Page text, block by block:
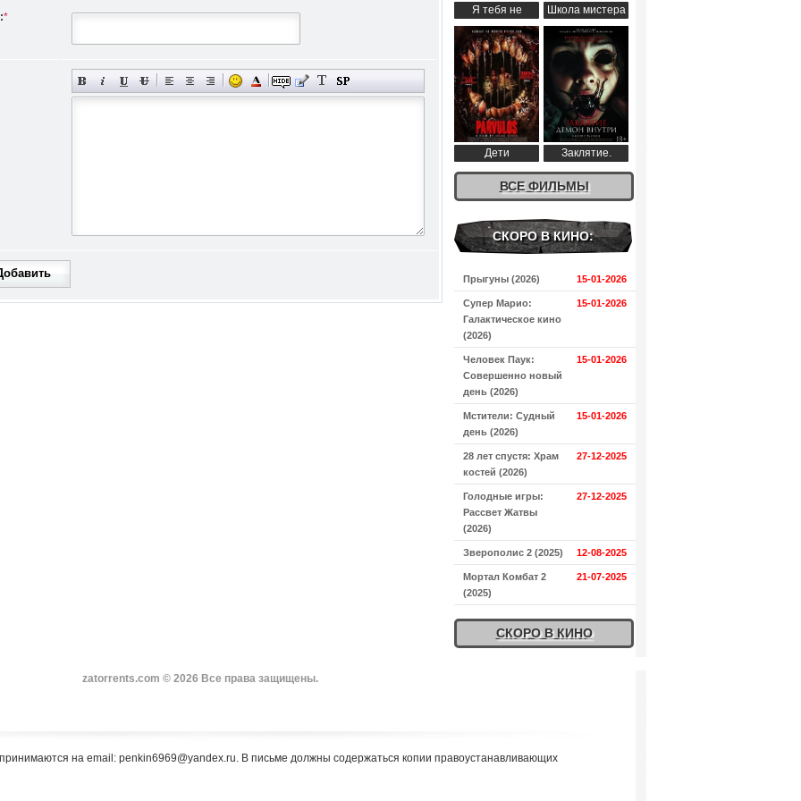
*
Я тебя не
понимаю (2024)
Школа мистера
Пингвина (2024)
Дети
апокалипсиса
(2024)
Заклятие.
Демон внутри
(2024)
ВСЕ ФИЛЬМЫ
СКОРО В КИНО:
Прыгуны (2026) 15-01-2026
Супер Марио:
Галактическое кино
(2026)
15-01-2026
Человек Паук:
Совершенно новый
день (2026)
15-01-2026
Мстители: Судный
день (2026)
15-01-2026
28 лет спустя: Храм
костей (2026)
27-12-2025
Голодные игры:
Рассвет Жатвы
(2026)
27-12-2025
Зверополис 2 (2025) 12-08-2025
Мортал Комбат 2
(2025)
21-07-2025
СКОРО В КИНО
zatorrents.com © 2026 Все права защищены.
на email: penkin6969@yandex.ru. В письме должны содержаться копии правоустанавливающих